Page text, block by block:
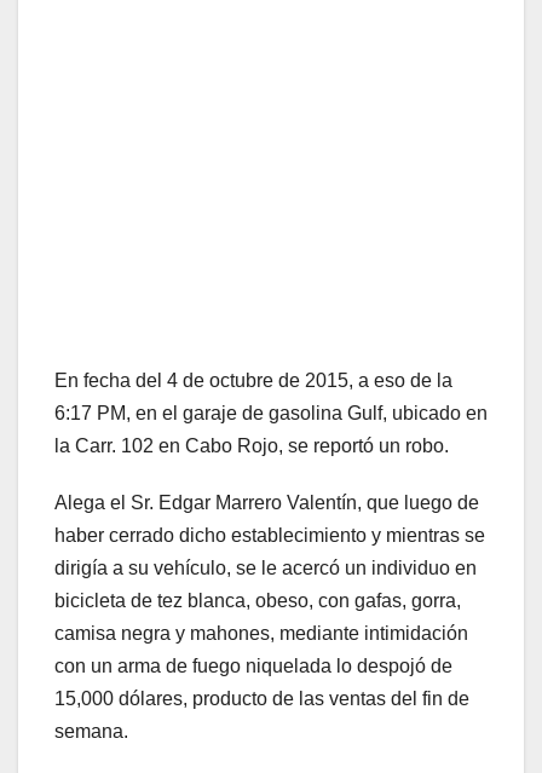
En fecha del 4 de octubre de 2015, a eso de la
6:17 PM, en el garaje de gasolina Gulf, ubicado en
la Carr. 102 en Cabo Rojo, se reportó un robo.
Alega el Sr. Edgar Marrero Valentín, que luego de
haber cerrado dicho establecimiento y mientras se
dirigía a su vehículo, se le acercó un individuo en
bicicleta de tez blanca, obeso, con gafas, gorra,
camisa negra y mahones, mediante intimidación
con un arma de fuego niquelada lo despojó de
15,000 dólares, producto de las ventas del fin de
semana.